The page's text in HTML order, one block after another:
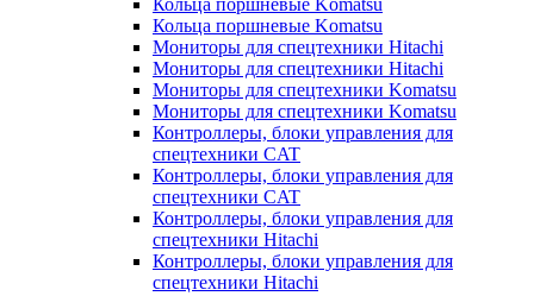
Кольца поршневые Komatsu
Кольца поршневые Komatsu
Мониторы для спецтехники Hitachi
Мониторы для спецтехники Hitachi
Мониторы для спецтехники Komatsu
Мониторы для спецтехники Komatsu
Контроллеры, блоки управления для
спецтехники CAT
Контроллеры, блоки управления для
спецтехники CAT
Контроллеры, блоки управления для
спецтехники Hitachi
Контроллеры, блоки управления для
спецтехники Hitachi